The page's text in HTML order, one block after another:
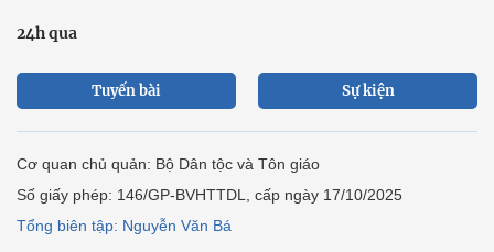
24h qua
Tuyến bài Sự kiện
Cơ quan chủ quản: Bộ Dân tộc và Tôn giáo
Số giấy phép: 146/GP-BVHTTDL, cấp ngày 17/10/2025
Tổng biên tập: Nguyễn Văn Bá